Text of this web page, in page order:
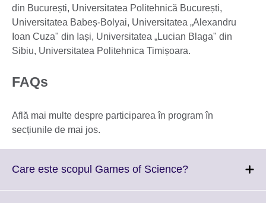
din București, Universitatea Politehnică București,
Universitatea Babeș-Bolyai, Universitatea „Alexandru
Ioan Cuza" din Iași, Universitatea „Lucian Blaga" din
Sibiu, Universitatea Politehnica Timișoara.
FAQs
Află mai multe despre participarea în program în
secțiunile de mai jos.
Care este scopul Games of Science?Click